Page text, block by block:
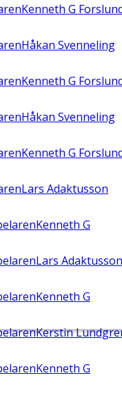
Kenneth G
Håkan Svenneling
Kenneth G
Håkan Svenneling
Kenneth G
Lars Adaktusson
Kenneth G
Lars Adaktusson
Kenneth G
Kerstin
Kenneth G